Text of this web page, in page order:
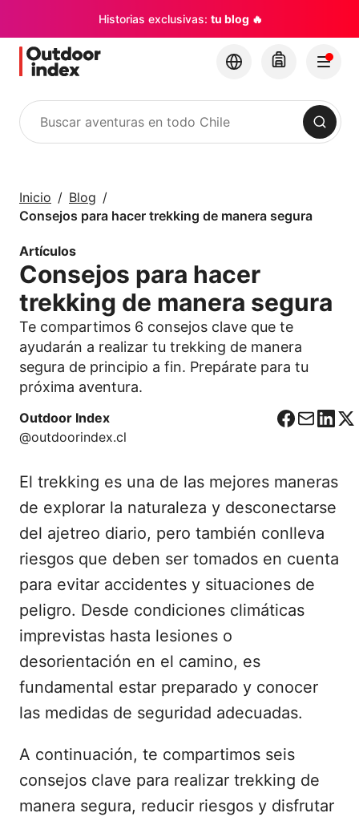
Historias exclusivas: tu blog 🔥
Buscar
Inicio
Blog
Consejos para hacer trekking de manera segura
Artículos
Consejos para hacer
trekking de manera segura
Te compartimos 6 consejos clave que te
ayudarán a realizar tu trekking de manera
segura de principio a fin. Prepárate para tu
próxima aventura.
Outdoor Index
@outdoorindex.cl
F
e
b
o
o
k
C
r
e
L
k
e
n
X
El trekking es una de las mejores maneras
de explorar la naturaleza y desconectarse
del ajetreo diario, pero también conlleva
riesgos que deben ser tomados en cuenta
para evitar accidentes y situaciones de
peligro. Desde condiciones climáticas
imprevistas hasta lesiones o
desorientación en el camino, es
fundamental estar preparado y conocer
las medidas de seguridad adecuadas.
A continuación, te compartimos seis
consejos clave para realizar trekking de
manera segura, reducir riesgos y disfrutar
rincones con
Outdoor Index